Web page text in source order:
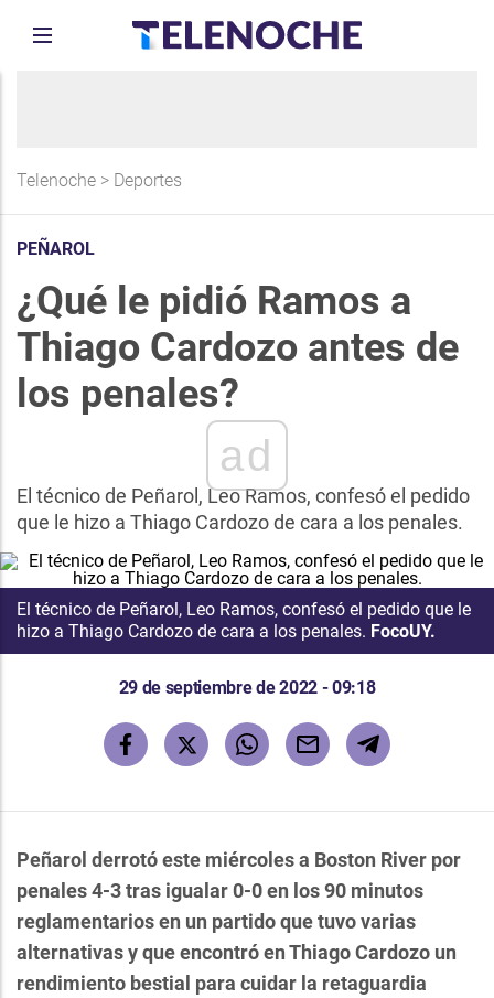
Telenoche > Deportes
PEÑAROL
¿Qué le pidió Ramos a
Thiago Cardozo antes de
los penales?
ad
El técnico de Peñarol, Leo Ramos, confesó el pedido
que le hizo a Thiago Cardozo de cara a los penales.
El técnico de Peñarol, Leo Ramos, confesó el pedido que le
hizo a Thiago Cardozo de cara a los penales. FocoUY.
29 de septiembre de 2022 - 09:18
Peñarol derrotó este miércoles a Boston River por
penales 4-3 tras igualar 0-0 en los 90 minutos
reglamentarios en un partido que tuvo varias
alternativas y que encontró en Thiago Cardozo un
rendimiento bestial para cuidar la retaguardia